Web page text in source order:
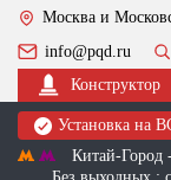
Москва и
info@pqd.ru
Конструктор
Установка на
Китай-